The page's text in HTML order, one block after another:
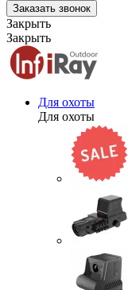
Заказать звонок
Закрыть
Закрыть
Для охоты
Для охоты